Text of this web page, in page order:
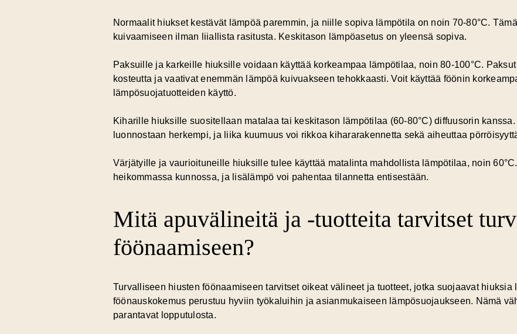
Normaalit hiukset kestävät lämpöä paremmin, ja niille sopiva lämpötila on noin 70-80°C.
kuivaamiseen ilman liiallista rasitusta. Keskitason lämpöasetus on yleensä sopiva.
Paksuille ja karkeille hiuksille voidaan käyttää korkeampaa lämpötilaa, noin 80-100°C.
kosteutta ja vaativat enemmän lämpöä kuivuakseen tehokkaasti. Voit käyttää föönin
lämpösuojatuotteiden käyttö.
Kiharille hiuksille suositellaan matalaa tai keskitason lämpötilaa (60-80°C) diffuusorin
luonnostaan herkempi, ja liika kuumuus voi rikkoa kihararakennetta sekä aiheuttaa
Värjätyille ja vaurioituneille hiuksille tulee käyttää matalinta mahdollista lämpötilaa, noin
heikommassa kunnossa, ja lisälämpö voi pahentaa tilannetta entisestään.
Mitä apuvälineitä ja -tuotteita tarvitset
föönaamiseen?
Turvalliseen hiusten föönaamiseen tarvitset oikeat välineet ja tuotteet, jotka suojaavat hiuksia
föönauskokemus perustuu hyviin työkaluihin ja asianmukaiseen lämpösuojaukseen. Nämä
parantavat lopputulosta.